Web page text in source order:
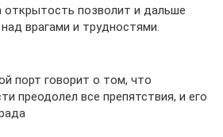
открытость позволит и дальше
врагами и трудностями.
порт говорит о том, что
преодолел все препятствия, и его